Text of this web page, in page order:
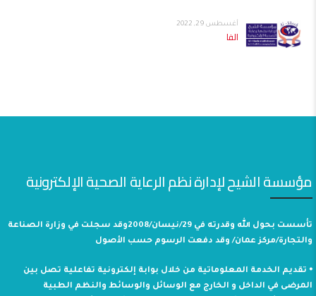
أغسطس 29, 2022
الفا
مؤسسة الشيح لإدارة نظم الرعاية الصحية الإلكترونية
تأسست بحول الله وقدرته في 29/نيسان/2008وقد سجلت في وزارة الصناعة
والتجارة/مركز عمان/ وقد دفعت الرسوم حسب الأصول
⦁ تقديم الخدمة المعلوماتية من خلال بوابة إلكترونية تفاعلية تصل بين
المرضى في الداخل و الخارج مع الوسائل والوسائط والنظم الطبية